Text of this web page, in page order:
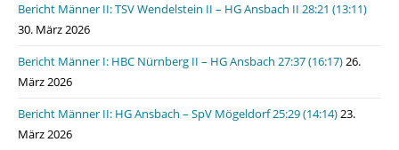
Bericht Männer II: TSV Wendelstein II – HG Ansbach II 28:21 (13:11)
30. März 2026
Bericht Männer I: HBC Nürnberg II – HG Ansbach 27:37 (16:17)26.
März 2026
Bericht Männer II: HG Ansbach – SpV Mögeldorf 25:29 (14:14)23.
März 2026